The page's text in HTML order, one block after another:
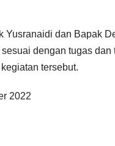
Yusranaidi dan Bapak
dengan tugas
tersebut.
2022